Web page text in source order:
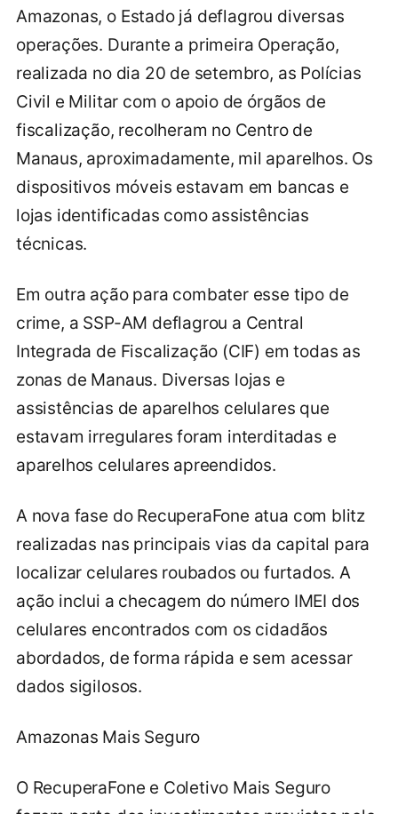
Amazonas, o Estado já deflagrou diversas
operações. Durante a primeira Operação,
realizada no dia 20 de setembro, as Polícias
Civil e Militar com o apoio de órgãos de
fiscalização, recolheram no Centro de
Manaus, aproximadamente, mil aparelhos. Os
dispositivos móveis estavam em bancas e
lojas identificadas como assistências
técnicas.
Em outra ação para combater esse tipo de
crime, a SSP-AM deflagrou a Central
Integrada de Fiscalização (CIF) em todas as
zonas de Manaus. Diversas lojas e
assistências de aparelhos celulares que
estavam irregulares foram interditadas e
aparelhos celulares apreendidos.
A nova fase do RecuperaFone atua com blitz
realizadas nas principais vias da capital para
localizar celulares roubados ou furtados. A
ação inclui a checagem do número IMEI dos
celulares encontrados com os cidadãos
abordados, de forma rápida e sem acessar
dados sigilosos.
Amazonas Mais Seguro
O RecuperaFone e Coletivo Mais Seguro